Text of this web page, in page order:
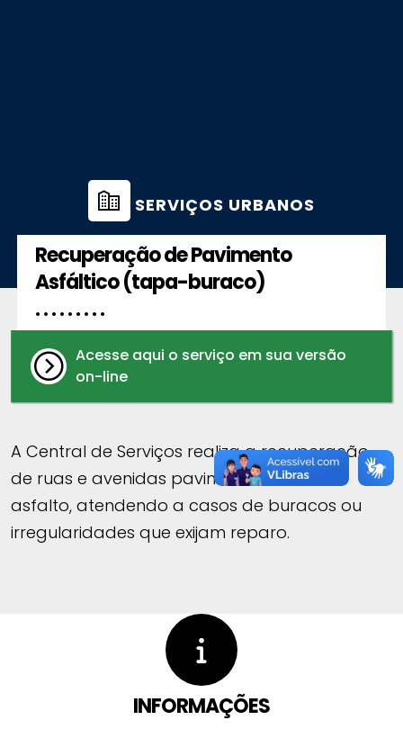
SERVIÇOS URBANOS
Recuperação de Pavimento
Asfáltico (tapa-buraco)
. . . . . . . . .
Acesse aqui o serviço em sua versão
on-line
A Central de Serviços realiza a recuperação
de ruas e avenidas pavimentadas com
asfalto, atendendo a casos de buracos ou
irregularidades que exijam reparo.
INFORMAÇÕES